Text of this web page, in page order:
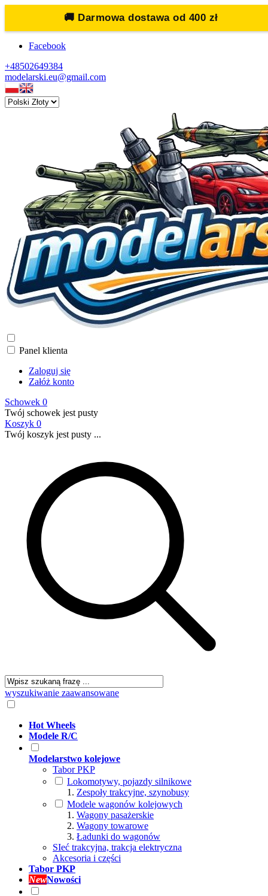
🚚 Darmowa dostawa od 400 zł
Facebook
+48502649384
modelarski.eu@gmail.com
Panel klienta
Zaloguj się
Załóż konto
Schowek 0
Twój schowek jest pusty
Koszyk 0
Twój koszyk jest pusty ...
wyszukiwanie zaawansowane
Hot Wheels
Modele R/C
Modelarstwo kolejowe
Tabor PKP
Lokomotywy, pojazdy silnikowe
Zespoły trakcyjne, szynobusy
Modele wagonów kolejowych
Wagony pasażerskie
Wagony towarowe
Ładunki do wagonów
SIeć trakcyjna, trakcja elektryczna
Akcesoria i części
Tabor PKP
NewNowości